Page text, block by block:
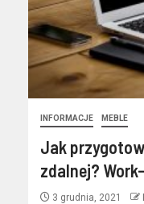
INFORMACJE MEBLE
Jak
zdalnej?
3 grudnia, 2021